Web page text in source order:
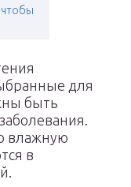
чтобы
для
быть
влажную
в